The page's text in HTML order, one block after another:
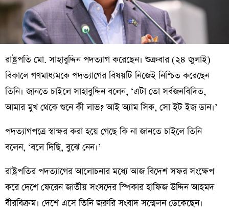
রাষ্ট্রপতি মো. সাহাবুদ্দিন পদত্যাগ করেছেন। শুক্রবার (২৪ জুলাই)
বিকালে গণমাধ্যমকে পদত্যাগের বিষয়টি নিজেই নিশ্চিত করেছেন
তিনি। জানতে চাইলে সাহাবুদ্দিন বলেন, ‘এটা তো সর্বজনবিদিত,
আমার মুখ থেকে শুনে কী লাভ? আই অ্যাম সিক, সো ইট ইজ ডান।’
পদত্যাগপত্রে স্বাক্ষর করা হয়ে গেছে কি না জানতে চাইলে তিনি
বলেন, ‘বলে দিছি, বুঝে নেন।’
রাষ্ট্রপতির পদত্যাগের আলোচনার মধ্যে আজ বিদেশ সফর সংক্ষেপ
করে দেশে ফেরেন জাতীয় সংসদের স্পিকার হাফিজ উদ্দিন আহমদ
বীরবিক্রম। দেশে এসে তিনি জরুরি সংবাদ সম্মেলন ডেকেছেন।